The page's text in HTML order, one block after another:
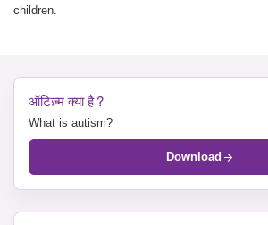
children.
ऑटिज़्म क्या है ?
What is autism?
Download